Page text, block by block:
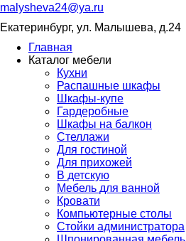
malysheva24@ya.ru
Екатеринбург, ул. Малышева, д.24
Главная
Каталог мебели
Кухни
Распашные шкафы
Шкафы-купе
Гардеробные
Шкафы на балкон
Стеллажи
Для гостиной
Для прихожей
В детскую
Мебель для ванной
Кровати
Компьютерные столы
Стойки администратора